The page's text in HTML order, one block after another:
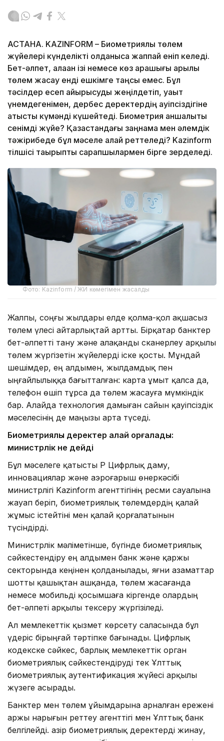
АСТАНА. KAZINFORM – Биометриялық төлем
жүйелері күнделікті қолданысқа жаппай еніп келеді.
Бет-әлпет, алақан ізі немесе көз қарашығы арқылы
төлем жасау енді ешкімге таңсық емес. Бұл
тәсілдер есеп айырысуды жеңілдетіп, уақыт
үнемдегенімен, дербес деректердің қауіпсіздігіне
қатысты күмәнді күшейтеді. Биометрия қаншалықты
сенімді жүйе? Қазақстандағы заңнама мен әлемдік
тәжірибеде бұл мәселе қалай реттеледі? Kazinform
тілшісі тақырыпты сарапшылармен бірге зерделеді.
Фото: Kazinform / ЖИ көмегімен жасалды
Жалпы, соңғы жылдары елде қолма-қол ақшасыз
төлем үлесі айтарлықтай артты. Бірқатар банктер
бет-әлпетті тану және алақанды сканерлеу арқылы
төлем жүргізетін жүйелерді іске қосты. Мұндай
шешімдер, ең алдымен, жылдамдық пен
ыңғайлылыққа бағытталған: карта ұмыт қалса да,
телефон өшіп тұрса да төлем жасауға мүмкіндік
бар. Алайда технология дамыған сайын қауіпсіздік
мәселесінің де маңызы арта түседі.
Биометриялық деректер қалай қорғалады:
министрлік не дейді
Бұл мәселеге қатысты ҚР Цифрлық даму,
инновациялар және аэроғарыш өнеркәсібі
министрлігі Kazinform агенттігінің ресми сауалына
жауап беріп, биометриялық төлемдердің қалай
жұмыс істейтіні мен қалай қорғалатынын
түсіндірді.
Министрлік мәліметінше, бүгінде биометриялық
сәйкестендіру ең алдымен банк және қаржы
секторында кеңінен қолданылады, яғни азаматтар
шотты қашықтан ашқанда, төлем жасағанда
немесе мобильді қосымшаға кіргенде олардың
бет-әлпеті арқылы тексеру жүргізіледі.
Ал мемлекеттік қызмет көрсету саласында бұл
үдеріс бірыңғай тәртіпке бағынады. Цифрлық
кодекске сәйкес, барлық мемлекеттік орган
биометриялық сәйкестендіруді тек Ұлттық
биометриялық аутентификация жүйесі арқылы
жүзеге асырады.
Банктер мен төлем ұйымдарына арналған ережені
Қаржы нарығын реттеу агенттігі мен Ұлттық банк
белгілейді. Қазір биометриялық деректерді жинау,